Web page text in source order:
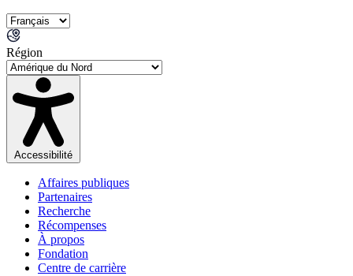
Région
Accessibilité
Affaires publiques
Partenaires
Recherche
Récompenses
À propos
Fondation
Centre de carrière